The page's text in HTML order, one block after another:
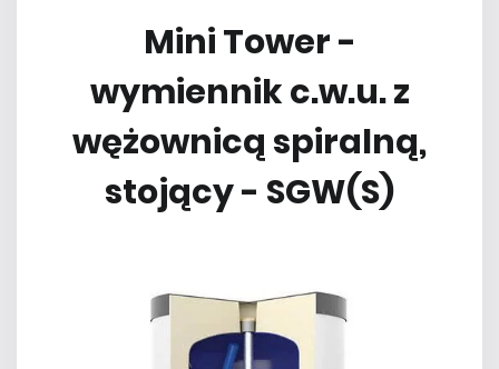
Mini Tower -
wymiennik c.w.u. z
wężownicą spiralną,
stojący - SGW(S)